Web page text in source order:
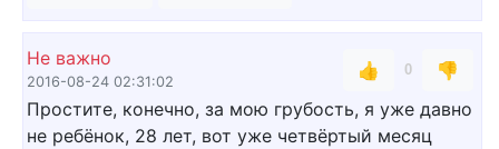
Не важно
2016-08-24 02:31:02
👍 0
👎
Простите, конечно, за мою грубость, я уже давно
не ребёнок, 28 лет, вот уже четвёртый месяц